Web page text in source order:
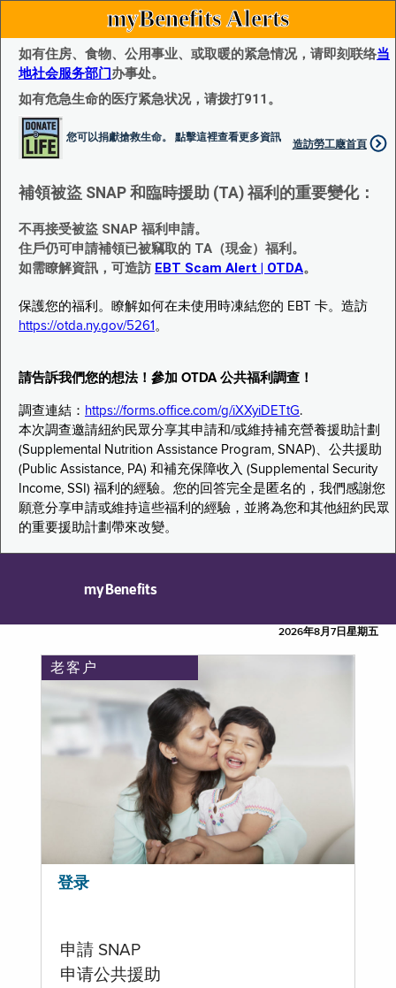
myBenefits Alerts
如有住房、食物、公用事业、或取暖的紧急情况，请即刻联络当
地社会服务部门办事处。
如有危急生命的医疗紧急状况，请拨打911。
您可以捐獻搶救生命。 點擊這裡查看更多資訊
造訪勞工廰首頁
補領被盜 SNAP 和臨時援助 (TA) 福利的重要變化：
不再接受被盜 SNAP 福利申請。
住戶仍可申請補領已被竊取的 TA（現金）福利。
如需瞭解資訊，可造訪 EBT Scam Alert | OTDA。
保護您的福利。瞭解如何在未使用時凍結您的 EBT 卡。造訪
https://otda.ny.gov/5261 。
請告訴我們您的想法！參加 OTDA 公共福利調查！
調查連結： https://forms.office.com/g/iXXyiDETtG.
本次調查邀請紐約民眾分享其申請和/或維持補充營養援助計劃
(Supplemental Nutrition Assistance Program, SNAP)、公共援助
(Public Assistance, PA) 和補充保障收入 (Supplemental Security
Income, SSI) 福利的經驗。您的回答完全是匿名的，我們感謝您
願意分享申請或維持這些福利的經驗，並將為您和其他紐約民眾
的重要援助計劃帶來改變。
myBenefits
2026年8月7日星期五
老客户
登录
申請 SNAP
申请公共援助